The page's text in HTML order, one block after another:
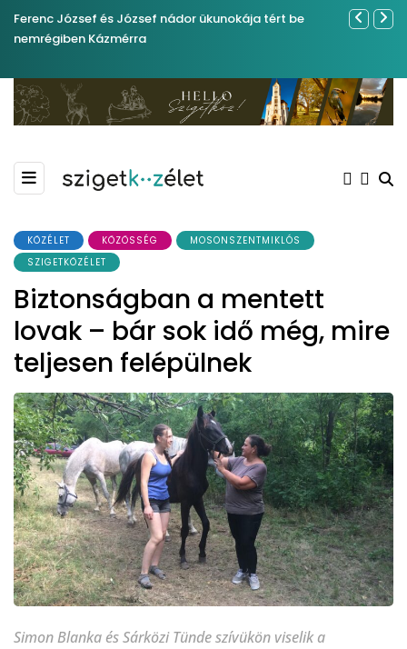
Ferenc József és József nádor ükunokája tért be
nemrégiben Kázmérra
Év
KÖZÉLET KÖZÖSSÉG
MOSONSZENTMIKLÓS
SZIGETKÖZÉLET
Biztonságban a mentett
lovak – bár sok idő még, mire
teljesen felépülnek
Simon Blanka és Sárközi Tünde szívükön viselik a